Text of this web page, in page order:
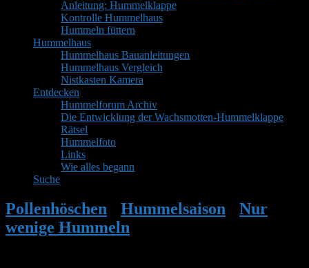
Anleitung: Hummelklappe
Kontrolle Hummelhaus
Hummeln füttern
Hummelhaus
Hummelhaus Bauanleitungen
Hummelhaus Vergleich
Nistkasten Kamera
Entdecken
Hummelforum Archiv
Die Entwicklung der Wachsmotten-Hummelklappe
Rätsel
Hummelfoto
Links
Wie alles begann
Suche
Pollenhöschen Hummelsaison
Nur
wenige Hummeln